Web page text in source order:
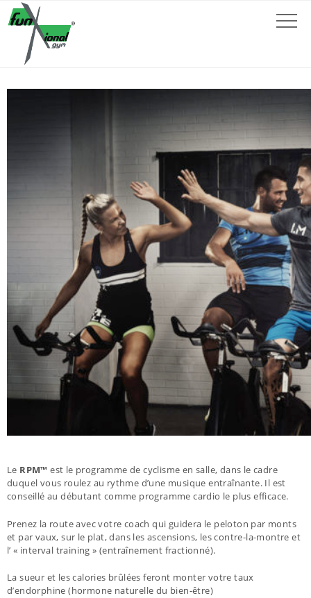
Le RPM™ est le programme de cyclisme en salle, dans le cadre
duquel vous roulez au rythme d’une musique entraînante. Il est
conseillé au débutant comme programme cardio le plus efficace.
Prenez la route avec votre coach qui guidera le peloton par monts
et par vaux, sur le plat, dans les ascensions, les contre-la-montre et
l’ « interval training » (entraînement fractionné).
La sueur et les calories brûlées feront monter votre taux
d’endorphine (hormone naturelle du bien-être)